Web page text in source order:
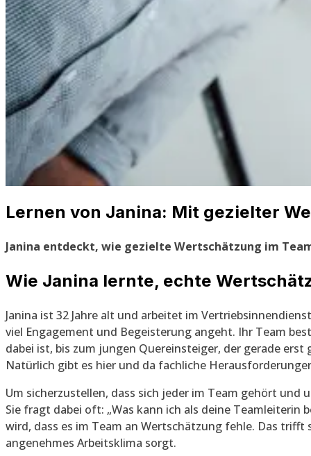
Lernen von Janina: Mit gezielter
Janina entdeckt, wie gezielte Wertschätzung im
Wie Janina lernte, echte
Janina ist 32 Jahre alt und arbeitet im
viel Engagement und Begeisterung angeht. Ihr Team
dabei ist, bis zum jungen Quereinsteiger, der gerade
Natürlich gibt es hier und da fachliche
Um sicherzustellen, dass sich jeder im Team gehört
Sie fragt dabei oft: „Was kann ich als deine Teamleiterin
wird, dass es im Team an Wertschätzung fehle. Das
angenehmes Arbeitsklima sorgt.